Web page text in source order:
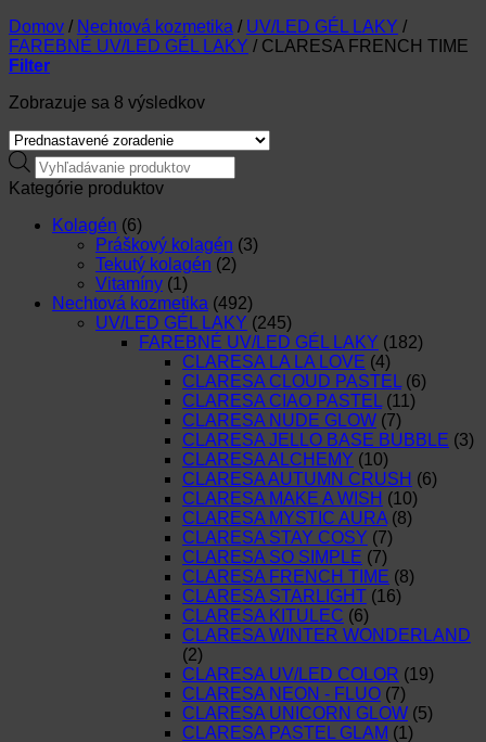
Domov / Nechtová kozmetika / UV/LED GÉL LAKY /
FAREBNÉ UV/LED GÉL LAKY / CLARESA FRENCH TIME
Filter
Zobrazuje sa 8 výsledkov
Products
search
Kategórie produktov
Kolagén (6)
Práškový kolagén (3)
Tekutý kolagén (2)
Vitamíny (1)
Nechtová kozmetika (492)
UV/LED GÉL LAKY (245)
FAREBNÉ UV/LED GÉL LAKY (182)
CLARESA LA LA LOVE (4)
CLARESA CLOUD PASTEL (6)
CLARESA CIAO PASTEL (11)
CLARESA NUDE GLOW (7)
CLARESA JELLO BASE BUBBLE (3)
CLARESA ALCHEMY (10)
CLARESA AUTUMN CRUSH (6)
CLARESA MAKE A WISH (10)
CLARESA MYSTIC AURA (8)
CLARESA STAY COSY (7)
CLARESA SO SIMPLE (7)
CLARESA FRENCH TIME (8)
CLARESA STARLIGHT (16)
CLARESA KITULEC (6)
CLARESA WINTER WONDERLAND
(2)
CLARESA UV/LED COLOR (19)
CLARESA NEON - FLUO (7)
CLARESA UNICORN GLOW (5)
CLARESA PASTEL GLAM (1)